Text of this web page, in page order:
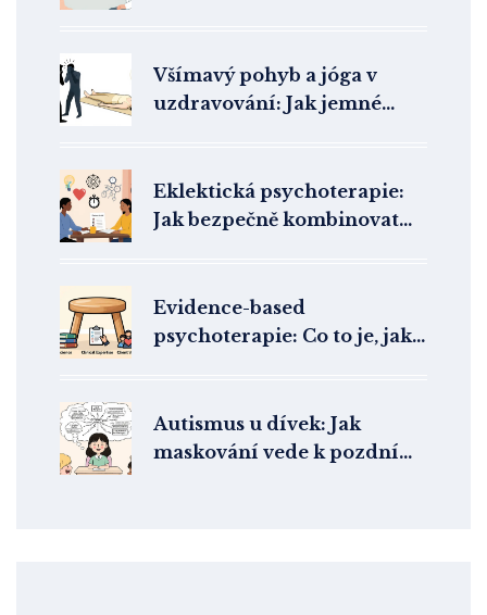
Všímavý pohyb a jóga v
uzdravování: Jak jemné
Eklektická psychoterapie:
Jak bezpečně kombinovat
Evidence-based
psychoterapie: Co to je, jak
Autismus u dívek: Jak
maskování vede k pozdní